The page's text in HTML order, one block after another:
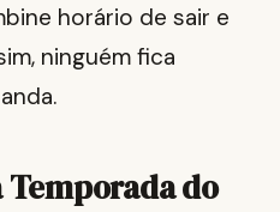
horário de sair e
ninguém fica
do